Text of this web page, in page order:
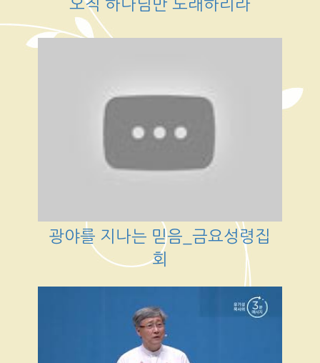
오직 하나님만 노래하리라
광야를 지나는 믿음_금요성령집
회